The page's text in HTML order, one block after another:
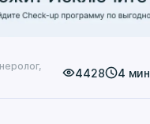
4428 4 мин